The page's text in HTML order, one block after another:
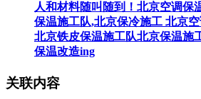
人和材料随叫随到！北京空调保
保温施工队,北京保冷施工 北京
北京铁皮保温施工队北京保温施
保温改造ing
关联内容